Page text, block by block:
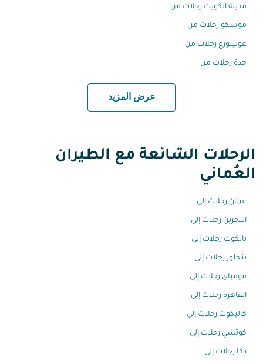
مدينة الكويت رحلات من
موسكو رحلات من
غوتيبورغ رحلات من
جدة رحلات من
عرض المزيد
الرحلات الشائعة مع الطيران
العُماني
عمّان رحلات إلى
البحرين رحلات إلى
بانكوك رحلات إلى
بنجلور رحلات إلى
مومباي رحلات إلى
القاهرة رحلات إلى
كاليكوت رحلات إلى
كوتشي رحلات إلى
دكا رحلات إلى